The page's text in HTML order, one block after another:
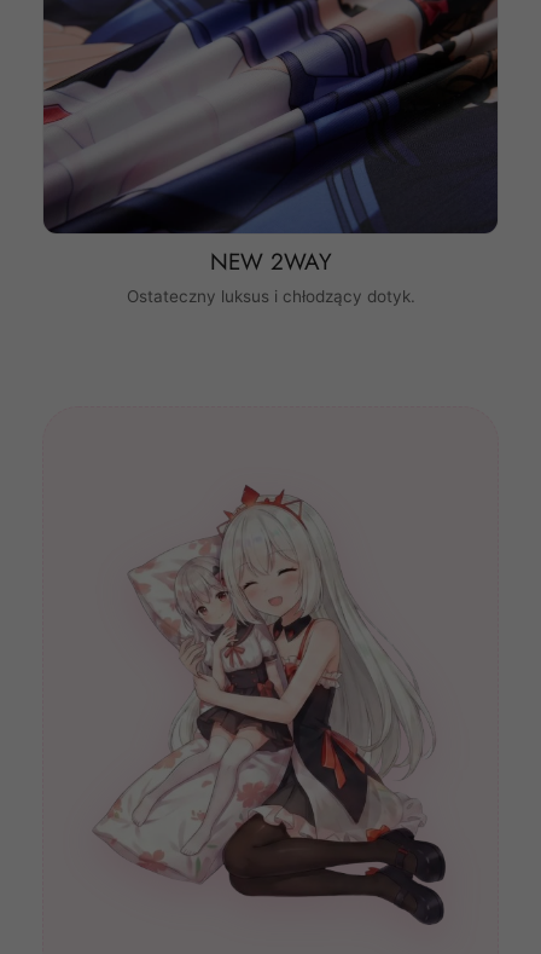
NEW 2WAY
Ostateczny luksus i chłodzący dotyk.